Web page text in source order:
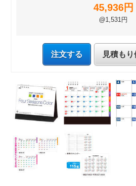
45,936円
@1,531円
注文する 見積も